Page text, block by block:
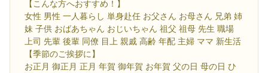
【こんな方へおすすめ！】
女性 男性 一人暮らし 単身赴任 お父さん お母さん 兄弟 姉
妹 子供 おばあちゃん おじいちゃん 祖父 祖母 先生 職場
上司 先輩 後輩 同僚 目上 親戚 高齢 年配 主婦 ママ 新生活
【季節のご挨拶に】
お正月 御正月 正月 年賀 御年賀 お年賀 父の日 母の日 ひ